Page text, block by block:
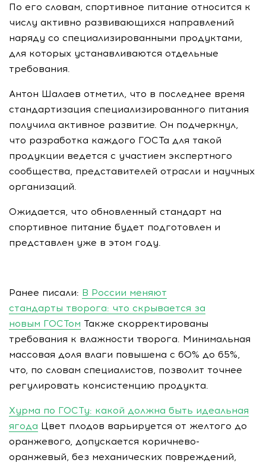
По его словам, спортивное питание относится к
числу активно развивающихся направлений
наряду со специализированными продуктами,
для которых устанавливаются отдельные
требования.
Антон Шалаев отметил, что в последнее время
стандартизация специализированного питания
получила активное развитие. Он подчеркнул,
что разработка каждого ГОСТа для такой
продукции ведется с участием экспертного
сообщества, представителей отрасли и научных
организаций.
Ожидается, что обновленный стандарт на
спортивное питание будет подготовлен и
представлен уже в этом году.
Ранее писали: В России меняют
стандарты творога: что скрывается за
новым ГОСТом Также скорректированы
требования к влажности творога. Минимальная
массовая доля влаги повышена с 60% до 65%,
что, по словам специалистов, позволит точнее
регулировать консистенцию продукта.
Хурма по ГОСТу: какой должна быть идеальная
ягода Цвет плодов варьируется от желтого до
оранжевого, допускается коричнево-
оранжевый, без механических повреждений,